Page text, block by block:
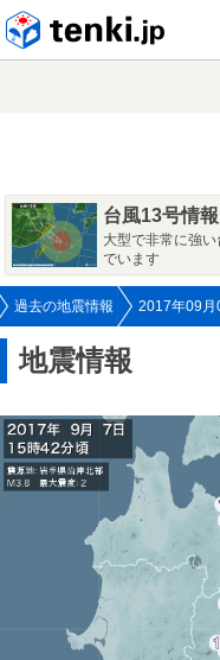
台風13号情報
大型で非常に強
でいます
過去の地震情報 2017年09月
地震情報